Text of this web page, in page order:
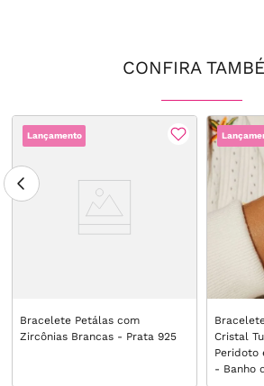
CONFIRA
Lançamento
Bracelete Petálas com
Zircônias Brancas - Prata 925
Cristal
Peridoto
- Banho